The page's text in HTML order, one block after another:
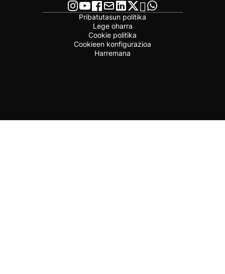
Pribatutasun politika
Lege oharra
Cookie politika
Cookieen konfigurazioa
Harremana